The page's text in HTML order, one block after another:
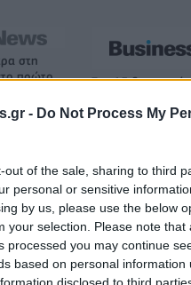
- Do Not Process My
out of the sale, sharing to third
personal or sensitive
by us, please use the below
your selection. Please note that
processed you may continue
based on personal information
στη
πρώτο
Στα 15 δισ. ευρώ
«ακτινογραφία»
για χαρτοφυλάκιο έργων